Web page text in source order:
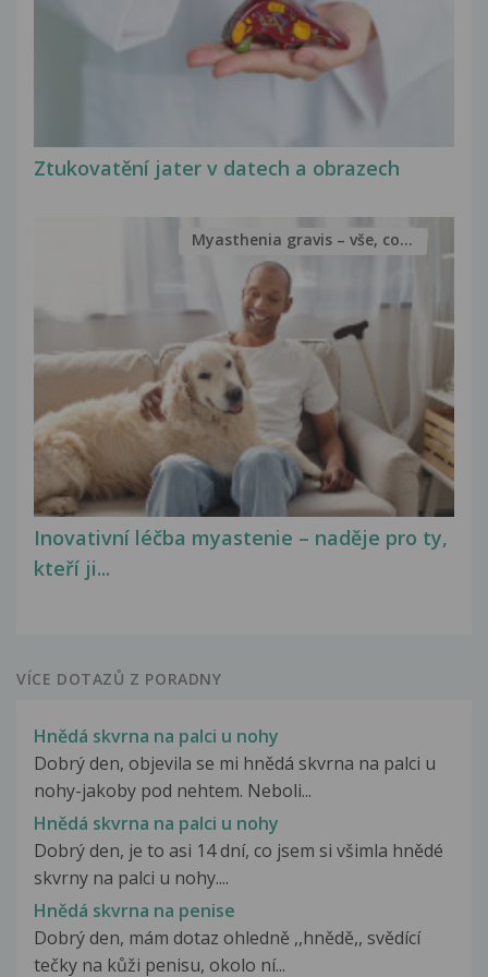
Ztukovatění jater v datech a obrazech
Inovativní léčba myastenie – naděje pro ty,
kteří ji...
Myasthenia gravis – vše, co...
VÍCE DOTAZŮ Z PORADNY
Hnědá skvrna na palci u nohy
Dobrý den, objevila se mi hnědá skvrna na palci u
nohy-jakoby pod nehtem. Neboli...
Hnědá skvrna na palci u nohy
Dobrý den, je to asi 14 dní, co jsem si všimla hnědé
skvrny na palci u nohy....
Hnědá skvrna na penise
Dobrý den, mám dotaz ohledně ,,hnědě,, svědící
tečky na kůži penisu, okolo ní...